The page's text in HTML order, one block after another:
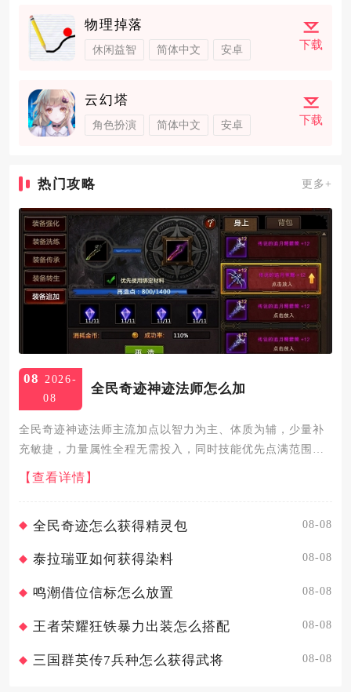
物理掉落
休闲益智 简体中文 安卓 下载
云幻塔
角色扮演 简体中文 安卓 下载
热门攻略 更多+
08 2026-
08
全民奇迹神迹法师怎么加
全民奇迹神迹法师主流加点以智力为主、体质为辅，少量补
充敏捷，力量属性全程无需投入，同时技能优先点满范围输
出与核心被动，搭配护盾、控制技能均衡养成，整体分为纯
输出流、均衡续航流两大实用加点方向，适配日常刷怪、副
【查看详情】
全民奇迹怎么获得精灵包 08-08
泰拉瑞亚如何获得染料 08-08
鸣潮借位信标怎么放置 08-08
王者荣耀狂铁暴力出装怎么搭配 08-08
三国群英传7兵种怎么获得武将 08-08